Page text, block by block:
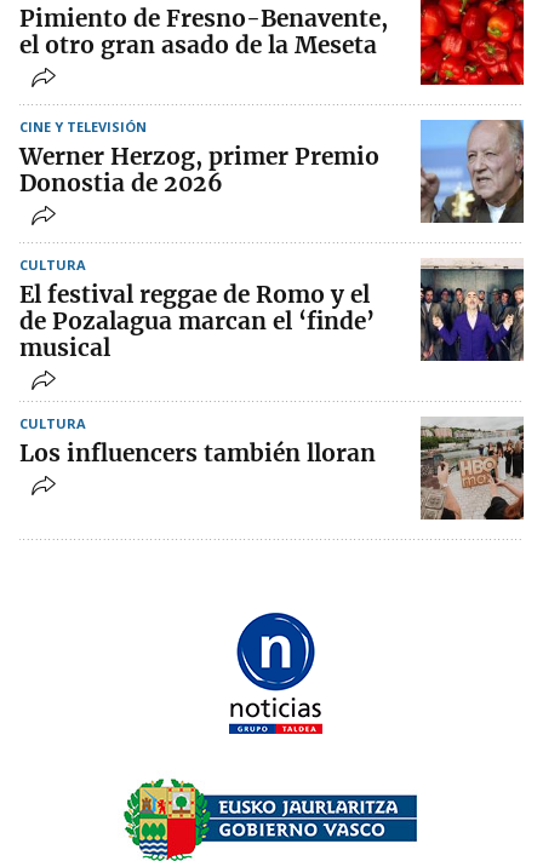
Pimiento de Fresno-Benavente,
el otro gran asado de la Meseta
CINE Y TELEVISIÓN
Werner Herzog, primer Premio
Donostia de 2026
CULTURA
El festival reggae de Romo y el
de Pozalagua marcan el ‘finde’
musical
CULTURA
Los influencers también lloran